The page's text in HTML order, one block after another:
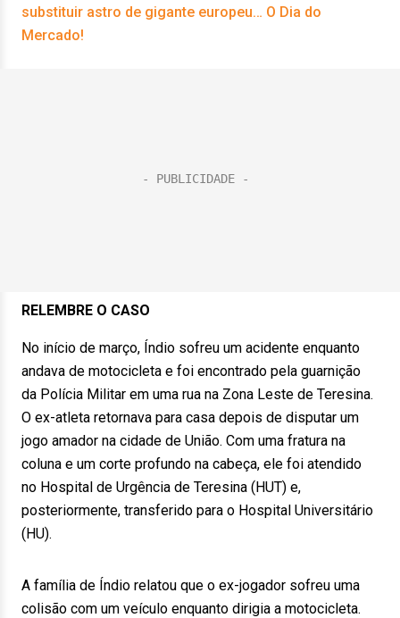
substituir astro de gigante europeu… O Dia do
Mercado!
RELEMBRE O CASO
No início de março, Índio sofreu um acidente enquanto
andava de motocicleta e foi encontrado pela guarnição
da Polícia Militar em uma rua na Zona Leste de Teresina.
O ex-atleta retornava para casa depois de disputar um
jogo amador na cidade de União. Com uma fratura na
coluna e um corte profundo na cabeça, ele foi atendido
no Hospital de Urgência de Teresina (HUT) e,
posteriormente, transferido para o Hospital Universitário
(HU).
A família de Índio relatou que o ex-jogador sofreu uma
colisão com um veículo enquanto dirigia a motocicleta.